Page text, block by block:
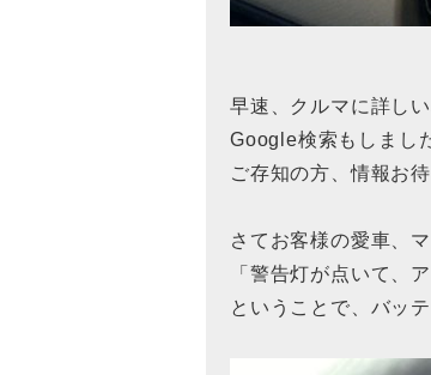
早速、クルマに詳し
Google検索もしまし
ご存知の方、情報お
さてお客様の愛車、
「警告灯が点いて、
ということで、バッ